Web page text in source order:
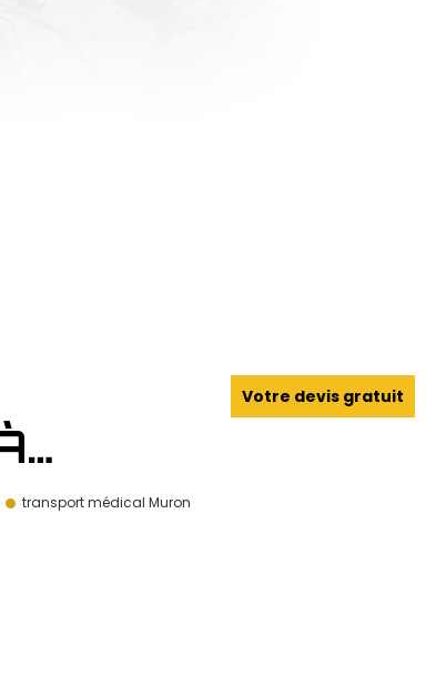
transport médical Muron
Votre devis gratuit